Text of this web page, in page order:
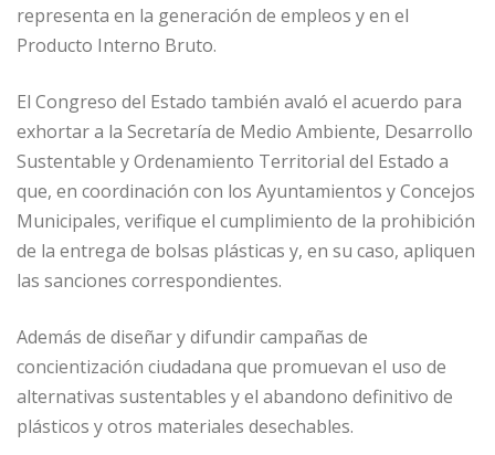
representa en la generación de empleos y en el
Producto Interno Bruto.
El Congreso del Estado también avaló el acuerdo para
exhortar a la Secretaría de Medio Ambiente, Desarrollo
Sustentable y Ordenamiento Territorial del Estado a
que, en coordinación con los Ayuntamientos y Concejos
Municipales, verifique el cumplimiento de la prohibición
de la entrega de bolsas plásticas y, en su caso, apliquen
las sanciones correspondientes.
Además de diseñar y difundir campañas de
concientización ciudadana que promuevan el uso de
alternativas sustentables y el abandono definitivo de
plásticos y otros materiales desechables.